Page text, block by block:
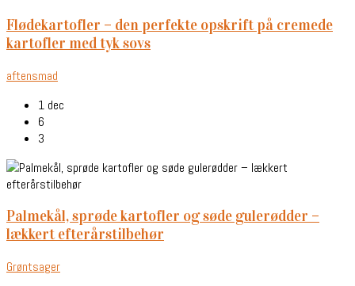
flødekartofler – den perfekte opskrift på cremede
kartofler med tyk sovs
aftensmad
1 dec
6
3
palmekål, sprøde kartofler og søde gulerødder –
lækkert efterårstilbehør
Grøntsager